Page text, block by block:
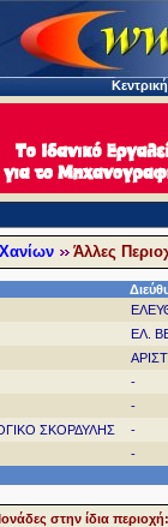
Άλλες
ΕΛ.
-
-
ΣΚΟΡΔΥΛΗΣ
-
-
στην ίδια περιοχή: